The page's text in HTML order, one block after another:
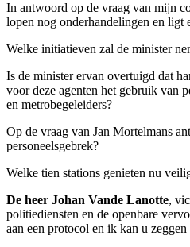
In antwoord op de vraag van mijn
lopen nog onderhandelingen en
Welke initiatieven zal de minister
Is de minister ervan overtuigd dat
voor deze agenten het gebruik van
en metrobegeleiders?
Op de vraag van Jan Mortelmans
personeelsgebrek?
Welke tien stations genieten nu
De heer Johan Vande Lanotte,
politiediensten en de openbare
aan een protocol en ik kan u